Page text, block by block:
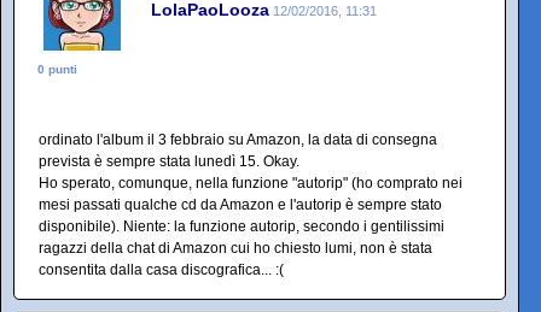
LolaPaoLooza 12/02/2016, 11:31
0 punti
ordinato l'album il 3 febbraio su Amazon, la data di consegna
prevista è sempre stata lunedì 15. Okay.
Ho sperato, comunque, nella funzione "autorip" (ho comprato nei
mesi passati qualche cd da Amazon e l'autorip è sempre stato
disponibile). Niente: la funzione autorip, secondo i gentilissimi
ragazzi della chat di Amazon cui ho chiesto lumi, non è stata
consentita dalla casa discografica... :(